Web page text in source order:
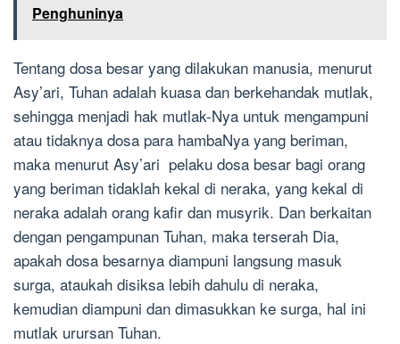
Penghuninya
Tentang dosa besar yang dilakukan manusia, menurut
Asy’ari, Tuhan adalah kuasa dan berkehandak mutlak,
sehingga menjadi hak mutlak-Nya untuk mengampuni
atau tidaknya dosa para hambaNya yang beriman,
maka menurut Asy’ari pelaku dosa besar bagi orang
yang beriman tidaklah kekal di neraka, yang kekal di
neraka adalah orang kafir dan musyrik. Dan berkaitan
dengan pengampunan Tuhan, maka terserah Dia,
apakah dosa besarnya diampuni langsung masuk
surga, ataukah disiksa lebih dahulu di neraka,
kemudian diampuni dan dimasukkan ke surga, hal ini
mutlak urursan Tuhan.